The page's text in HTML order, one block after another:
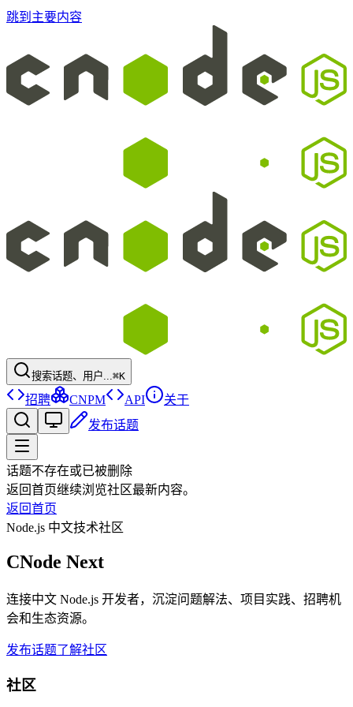
跳到主要内容
搜索话题、用户...⌘K
招聘 CNPM API
关于
发布话题
话题不存在或已被删除
返回首页继续浏览社区最新内容。
返回首页
Node.js 中文技术社区
CNode Next
连接中文 Node.js 开发者，沉淀问题解法、项目实践、招聘机
会和生态资源。
发布话题了解社区
社区